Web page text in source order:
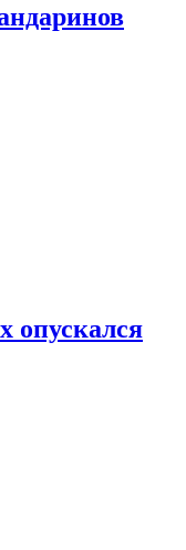
опускался